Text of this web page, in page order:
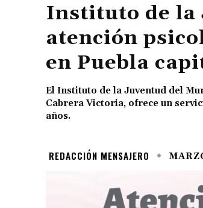
Instituto de la
atención
en Puebla
El Instituto de la Juventud del
Cabrera Victoria, ofrece un
años.
REDACCIÓN MENSAJERO